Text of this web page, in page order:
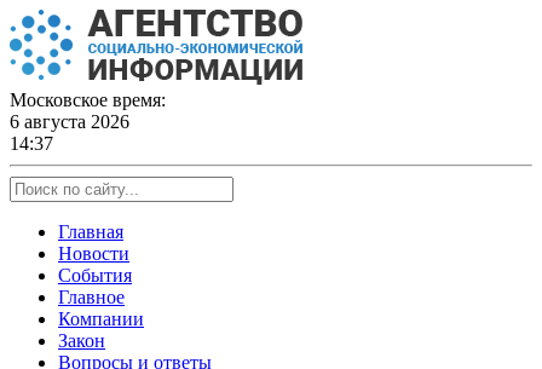
Skip
to
content
Московское время:
6 августа 2026
14:37
Главная
Новости
События
Главное
Компании
Закон
Вопросы и ответы